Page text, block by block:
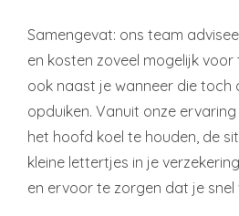
Samengevat: ons team
en kosten zoveel mogelijk
ook naast je wanneer die toch
opduiken. Vanuit onze
het hoofd koel te houden, de
kleine lettertjes in je
en ervoor te zorgen dat je snel